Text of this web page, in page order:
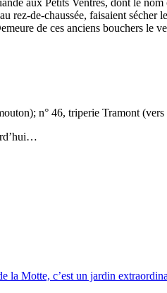
de-chaussée, faisaient sécher
de ces anciens bouchers le
n° 46, triperie Tramont
la Motte, c’est un jardin